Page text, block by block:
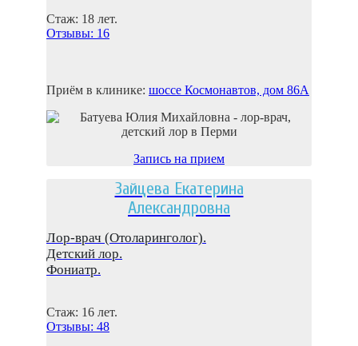
Стаж: 18 лет.
Отзывы: 16
Приём в клинике: шоссе Космонaвтов, дом 86A
Запись на прием
Зайцева Екатерина
Александровна
Лор-врач (Отоларинголог).
Детский лор.
Фониатр.
Стаж: 16 лет.
Отзывы: 48